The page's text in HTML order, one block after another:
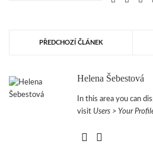
PŘEDCHOZÍ ČLÁNEK
Helena Šebestová
In this area you can
visit Users > Your